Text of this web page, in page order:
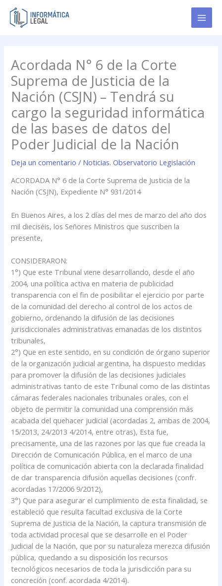
contenido
Acordada N° 6 de la Corte
Suprema de Justicia de la
Nación (CSJN) – Tendrá su
cargo la seguridad informática
de las bases de datos del
Poder Judicial de la Nación
Deja un comentario / Noticias. Observatorio Legislación
ACORDADA N° 6 de la Corte Suprema de Justicia de la
Nación (CSJN), Expediente N° 931/2014
En Buenos Aires, a los 2 días del mes de marzo del año dos
mil dieciséis, los Señores Ministros que suscriben la
presente,
CONSIDERARON:
1°) Que este Tribunal viene desarrollando, desde el año
2004, una política activa en materia de publicidad
transparencia con el fin de posibilitar el ejercicio por parte
de la comunidad del derecho al control de los actos de
gobierno, ordenando la difusión de las decisiones
jurisdiccionales administrativas emanadas de los distintos
tribunales,
2°) Que en este sentido, en su condición de órgano superior
de la organización judicial argentina, ha dispuesto medidas
para promover la difusión de las decisiones judiciales
administrativas tanto de este Tribunal como de las distintas
cámaras federales nacionales tribunales orales, con el
objeto de permitir la comunidad una comprensión más
acabada del quehacer judicial (acordadas 2, ambas de 2004,
15/2013, 24/2013 4/2014, entre otras), Esta fue,
precisamente, una de las razones por las que fue creada la
Dirección de Comunicación Pública, en el marco de una
política de comunicación abierta con la declarada finalidad
de dar transparencia difusión aquellas decisiones (confr.
acordadas 17/2006 9/2012),
3°) Que para asegurar el cumplimiento de esta finalidad, se
estableció que resulta facultad exclusiva de la Corte
Suprema de Justicia de la Nación, la captura transmisión de
toda actividad procesal que se desarrolle en el Poder
Judicial de la Nación, que por su naturaleza merezca difusión
pública, quedando a su disposición los recursos
tecnológicos necesarios de toda la jurisdicción para su
concreción (conf. acordada 4/2014).